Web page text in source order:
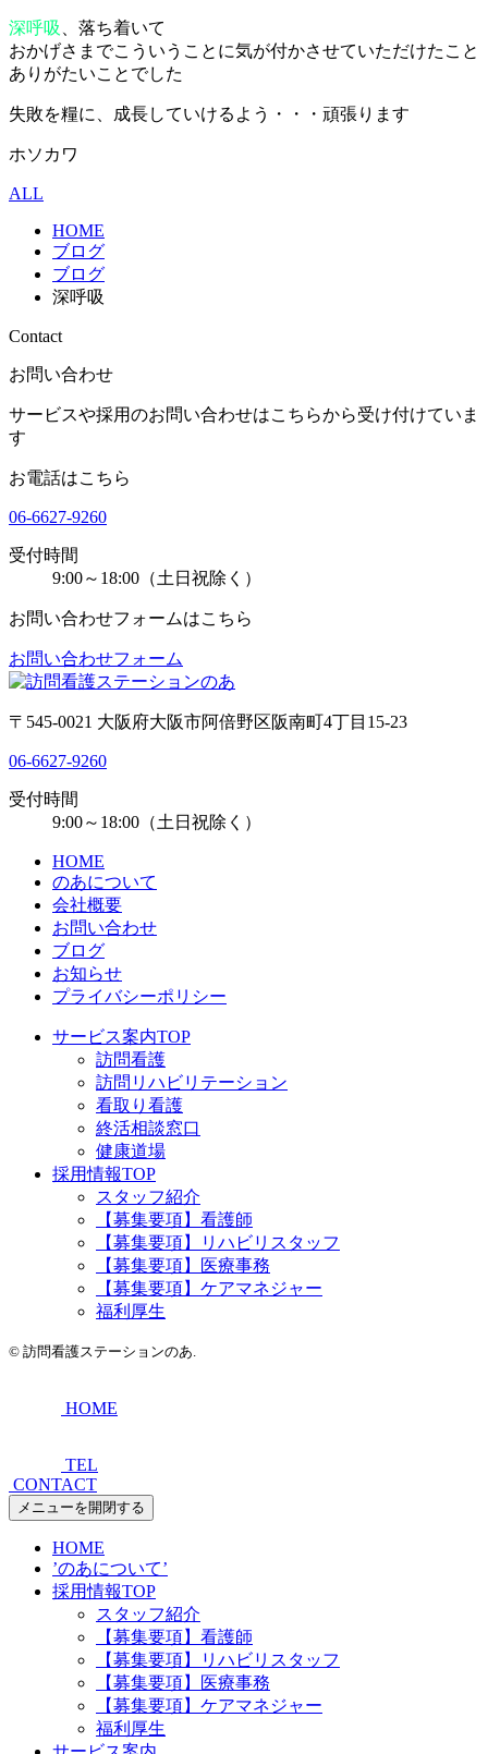
深呼吸
、落ち着いて
おかげさまでこういうことに気が付かさせていただけたこと
ありがたいことでした
失敗を糧に、成長していけるよう・・・頑張ります
ホソカワ
ALL
HOME
ブログ
ブログ
深呼吸
Contact
お問い合わせ
サービスや採用のお問い合わせはこちらから受け付けていま
す
お電話はこちら
06-6627-9260
受付時間
9:00～18:00（土日祝除く）
お問い合わせフォームはこちら
お問い合わせフォーム
〒545-0021 大阪府大阪市阿倍野区阪南町4丁目15-23
06-6627-9260
受付時間
9:00～18:00（土日祝除く）
HOME
のあについて
会社概要
お問い合わせ
ブログ
お知らせ
プライバシーポリシー
サービス案内TOP
訪問看護
訪問リハビリテーション
看取り看護
終活相談窓口
健康道場
採用情報TOP
スタッフ紹介
【募集要項】看護師
【募集要項】リハビリスタッフ
【募集要項】医療事務
【募集要項】ケアマネジャー
福利厚生
© 訪問看護ステーションのあ.
HOME
TEL
CONTACT
メニューを開閉する
HOME
’のあについて’
採用情報TOP
スタッフ紹介
【募集要項】看護師
【募集要項】リハビリスタッフ
【募集要項】医療事務
【募集要項】ケアマネジャー
福利厚生